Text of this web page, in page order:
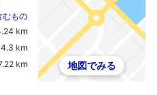
むもの
km
km
km
地図でみる